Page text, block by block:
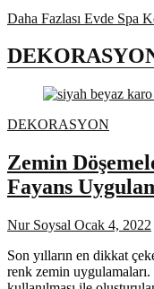
Daha Fazlası Evde Spa
DEKORASYON
Zemin
Fayans
Nur Soysal Ocak 4, 2022
Son yılların en dikkat
renk zemin